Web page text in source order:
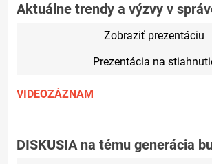
Aktuálne trendy a výzvy v
Zobraziť prezentáciu
Prezentácia na
VIDEOZÁZNAM
DISKUSIA na tému generácia